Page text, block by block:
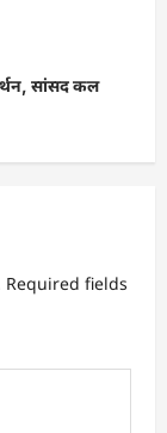
सांसद कल
Required fields